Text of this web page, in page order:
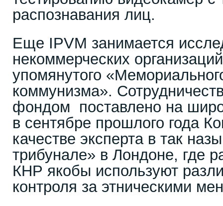
распознавания лиц.
Еще IPVM занимается
некоммерческих
упомянутого
коммунизма».
фондом поставлено на
в сентябре прошлого года
качестве эксперта в так
трибунале» в Лондоне, где
КНР якобы используют
контроля за этническими